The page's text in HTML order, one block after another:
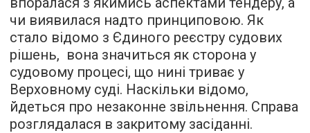
чи виявилася надто принциповою. Як
стало відомо з Єдиного реєстру судових
рішень, вона значиться як сторона у
судовому процесі, що нині триває у
Верховному суді. Наскільки відомо,
йдеться про незаконне звільнення. Справа
розглядалася в закритому засіданні.